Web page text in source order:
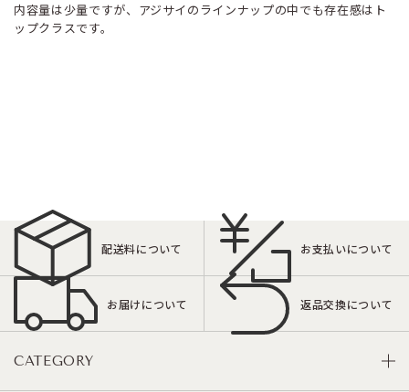
内容量は少量ですが、アジサイのラインナップの中でも存在感はト
ップクラスです。
配送料について お支払いについて
お届けについて 返品交換について
CATEGORY